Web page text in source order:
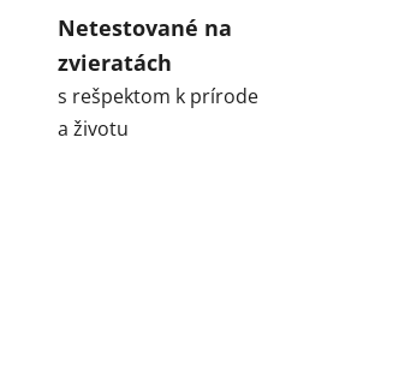
Netestované na
zvieratách
s rešpektom k prírode
a životu